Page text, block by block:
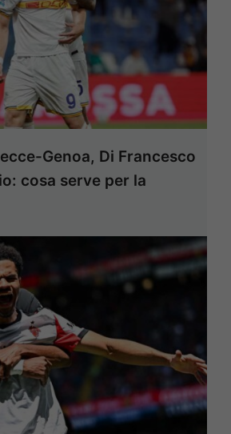
Genoa, Di Francesco
cosa serve per la